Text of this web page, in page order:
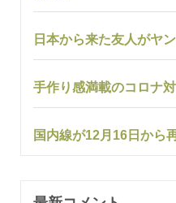
日本から来た友人がヤ
手作り感満載のコロナ
国内線が12月16日から